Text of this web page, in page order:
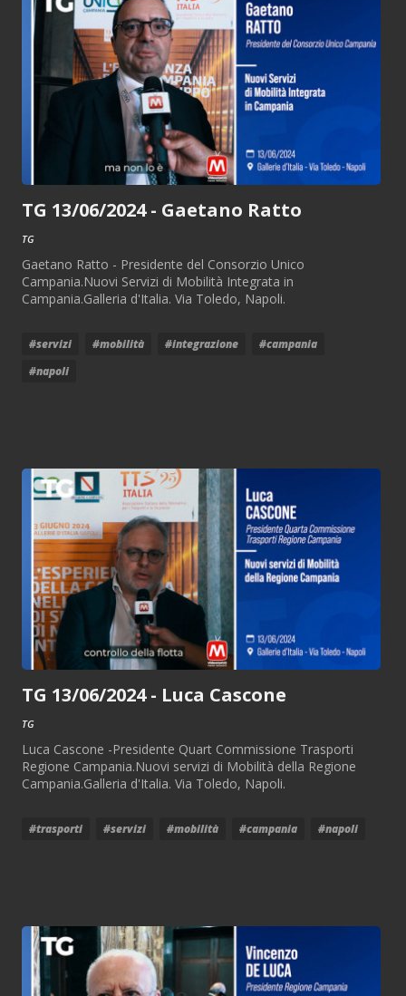
TG 13/06/2024 - Gaetano Ratto
TG
Gaetano Ratto - Presidente del Consorzio Unico
Campania.Nuovi Servizi di Mobilità Integrata in
Campania.Galleria d'Italia. Via Toledo, Napoli.
#servizi #mobilità #integrazione
#campania
#napoli
TG 13/06/2024 - Luca Cascone
TG
Luca Cascone -Presidente Quart Commissione Trasporti
Regione Campania.Nuovi servizi di Mobilità della Regione
Campania.Galleria d'Italia. Via Toledo, Napoli.
#trasporti #servizi #mobilità #campania #napoli